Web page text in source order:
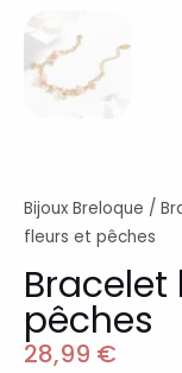
Bijoux Breloque /
fleurs et pêches
Bracelet
pêches
28,99 €